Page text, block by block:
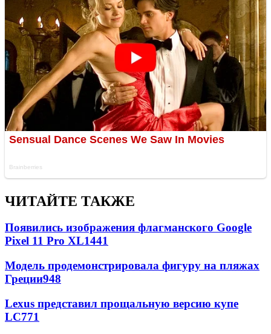
ЧИТАЙТЕ ТАКЖЕ
Появились изображения флагманского Google
Pixel 11 Pro XL1441
Модель продемонстрировала фигуру на пляжах
Греции948
Lexus представил прощальную версию купе
LC771